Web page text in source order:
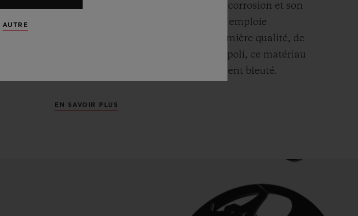
distingue aussi par sa résistance à la corrosion et son
inertie au contact de la peau. Hublot emploie
exclusivement du titane de toute première qualité, de
Une fois poli, ce matériau
présente un éclat métallique légèrement bleuté.
EN SAVOIR PLUS
AUTRE